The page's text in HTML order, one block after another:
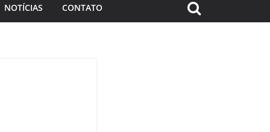
NOTÍCIAS CONTATO